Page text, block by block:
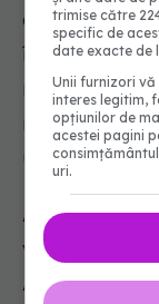
cuvenite
întârziere în
nr.92/2003
ulterioare".
Astfel, lunar,
venituri pot
Agenția
trimise către
specific de
date exacte
Unii furnizori
interes legitim,
opțiunilor de
acestei pagini
uri.